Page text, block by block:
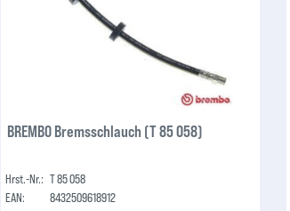
BREMBO Bremsschlauch (T 85 058)
Hrst.-Nr.: T 85 058
EAN:
8432509618912